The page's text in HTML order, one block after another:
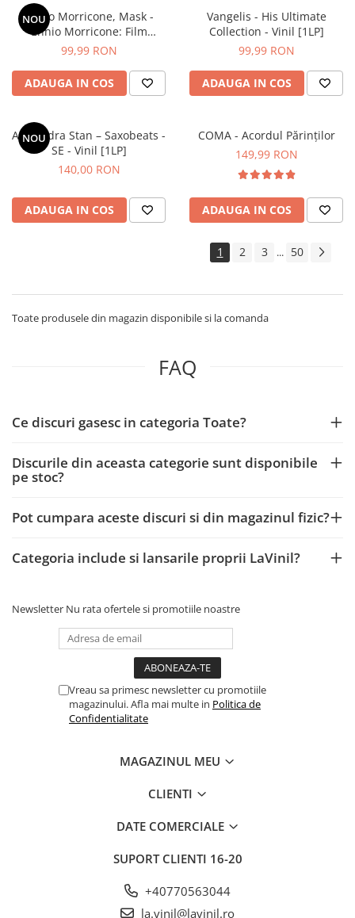
NOU
Ennio Morricone, Mask -
Ennio Morricone: Film
Maestro - Vinil [1LP]
99,99 RON
ADAUGA IN COS
Vangelis - His Ultimate
Collection - Vinil [1LP]
99,99 RON
ADAUGA IN COS
NOU
Alexandra Stan – Saxobeats -
SE - Vinil [1LP]
140,00 RON
ADAUGA IN COS
COMA - Acordul Părinților
149,99 RON
ADAUGA IN COS
1 2 3 ... 50
Toate produsele din magazin disponibile si la comanda
FAQ
Ce discuri gasesc in categoria Toate?
Discurile din aceasta categorie sunt disponibile
pe stoc?
Pot cumpara aceste discuri si din magazinul fizic?
Categoria include si lansarile proprii LaVinil?
Newsletter Nu rata ofertele si promotiile noastre
Vreau sa primesc newsletter cu promotiile
magazinului. Afla mai multe in Politica de
Confidentialitate
MAGAZINUL MEU
CLIENTI
DATE COMERCIALE
SUPORT CLIENTI 16-20
+40770563044
la.vinil@lavinil.ro